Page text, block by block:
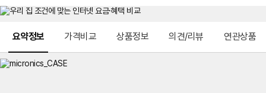
요약정보 가격비교 상품정보 의견/리뷰 연관상품